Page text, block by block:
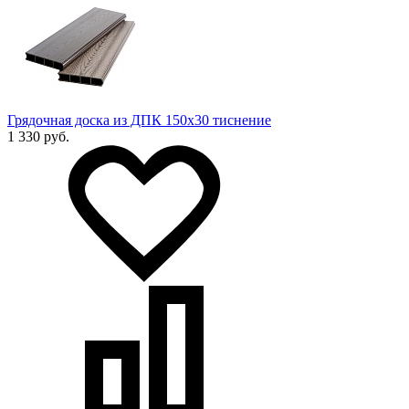
Грядочная доска из ДПК 150х30 тиснение
1 330 руб.